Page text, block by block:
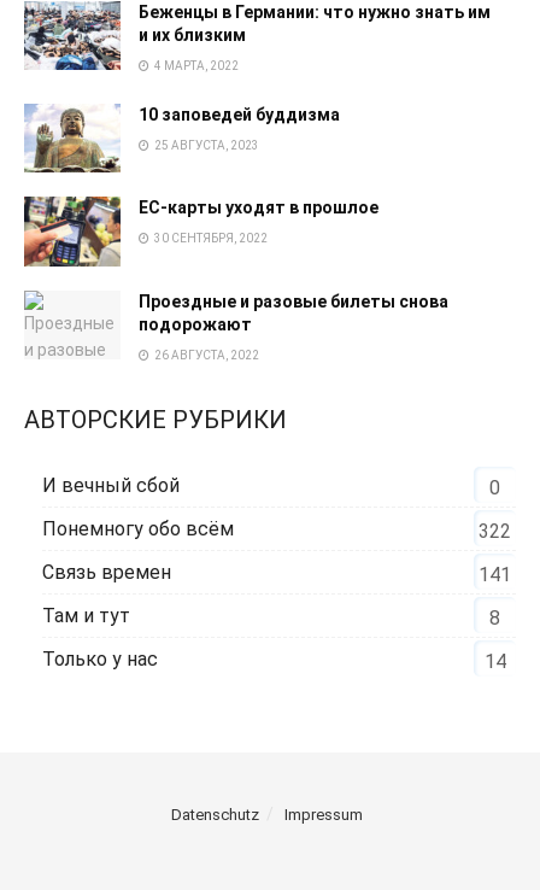
Беженцы в Германии: что нужно знать им
и их близким
4 МАРТА, 2022
10 заповедей буддизма
25 АВГУСТА, 2023
EC-карты уходят в прошлое
30 СЕНТЯБРЯ, 2022
Проездные и разовые билеты снова
подорожают
26 АВГУСТА, 2022
АВТОРСКИЕ РУБРИКИ
И вечный сбой
0
Понемногу обо всём
322
Связь времен
141
Там и тут
8
Только у нас
14
Datenschutz Impressum